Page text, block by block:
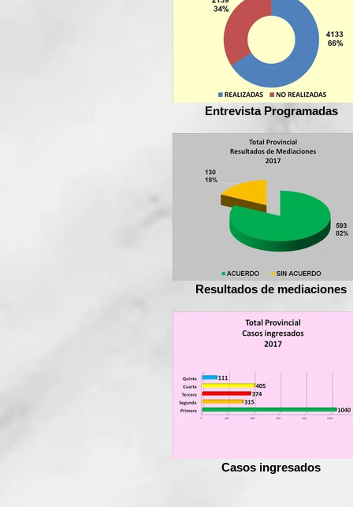
Entrevista Programadas
Resultados de mediaciones
Casos ingresados